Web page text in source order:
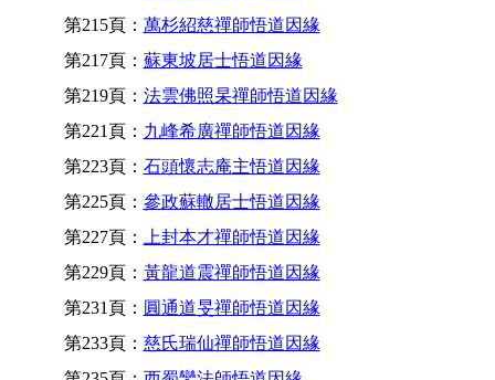
第215頁： 萬杉紹慈禪師悟道因緣
第217頁： 蘇東坡居士悟道因緣
第219頁： 法雲佛照杲禪師悟道因緣
第221頁： 九峰希廣禪師悟道因緣
第223頁： 石頭懷志庵主悟道因緣
第225頁： 參政蘇轍居士悟道因緣
第227頁：
上封本才禪師悟道因緣
第229頁： 黃龍道震禪師悟道因緣
第231頁： 圓通道旻禪師悟道因緣
第233頁： 慈氏瑞仙禪師悟道因緣